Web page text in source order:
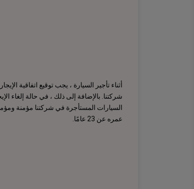
أثناء تأجير السيارة ، يجب توقيع اتفاقية
شركتنا. بالإضافة إلى ذلك ، في حالة إلغاء
السيارات المستأجرة في شركتنا مؤمنة
عمره عن 23 عامًا.